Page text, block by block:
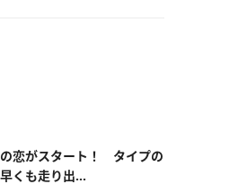
恋がスタート！ タイプの
くも走り出...